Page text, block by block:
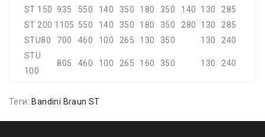
ST 150
935 550 140 350 180 350 140 130
285
ST 200 1105 550 140 350 180 350 280 130
285
STU80
700 460 100 265 130 350 130
240
STU
100
805 460 100 265 160 350 130 240
Теги: Bandini Braun ST